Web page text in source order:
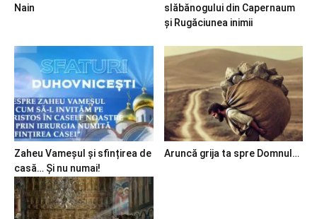
Nain
slăbănogului din Capernaum
și Rugăciunea inimii
Zaheu Vameșul și sfințirea de
casă… Și nu numai!
Aruncă grija ta spre Domnul…